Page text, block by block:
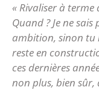
« Rivaliser à terme
Quand ? Je ne
ambition, sinon tu
reste en
ces dernières
non plus, bien sûr,